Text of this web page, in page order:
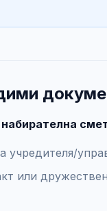
набирателна
учредителя/
или